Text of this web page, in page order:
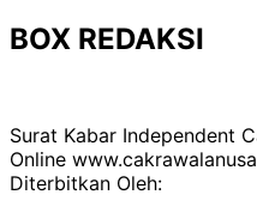
BOX REDAKSI
Surat Kabar Independent
Online
Diterbitkan Oleh: